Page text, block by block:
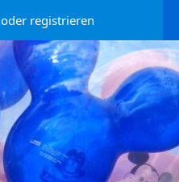
registrieren